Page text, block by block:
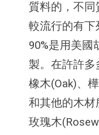
質料的，不同
較流行的有
90%是用美國
製。在許許多
橡木(Oak)、
和其他的木材
玫瑰木